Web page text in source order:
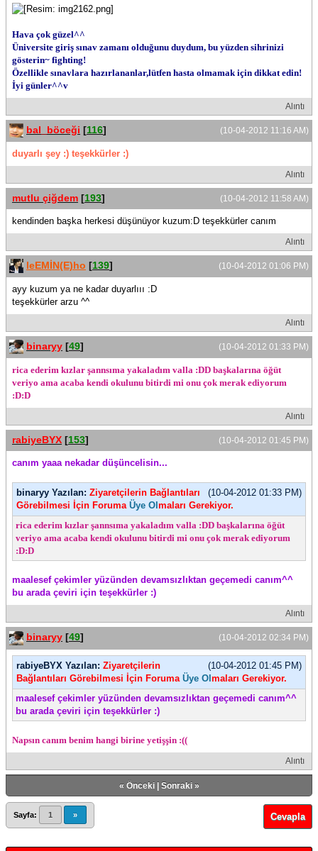
Hava çok güzel^^
Üniversite giriş sınav zamanı olduğunu duydum, bu yüzden sihrinizi
gösterin~ fighting!
Özellikle sınavlara hazırlananlar,lütfen hasta olmamak için dikkat edin!
İyi günler^^v
Alıntı
(10-04-2012 11:16 AM)
bal_böceği [116]
duyarlı şey :) teşekkürler :)
Alıntı
(10-04-2012 11:58 AM)
mutlu çiğdem [193]
kendinden başka herkesi düşünüyor kuzum:D teşekkürler canım
Alıntı
(10-04-2012 01:06 PM)
leEMİN(E)ho [139]
ayy kuzum ya ne kadar duyarlııı :D
teşekkürler arzu ^^
Alıntı
(10-04-2012 01:33 PM)
binaryy [49]
rica ederim kızlar şannsıma yakaladım valla :DD başkalarına öğüt
veriyo ama acaba kendi okulunu bitirdi mi onu çok merak ediyorum
:D:D
Alıntı
(10-04-2012 01:45 PM)
rabiyeBYX [153]
canım yaaa nekadar düşüncelisin...
(10-04-2012 01:33 PM)
binaryy Yazılan: Ziyaretçilerin Bağlantıları
Görebilmesi İçin Foruma Üye Ol maları Gerekiyor.
rica ederim kızlar şannsıma yakaladım valla :DD başkalarına öğüt
veriyo ama acaba kendi okulunu bitirdi mi onu çok merak ediyorum
:D:D
maalesef çekimler yüzünden devamsızlıktan geçemedi canım^^
bu arada çeviri için teşekkürler :)
Alıntı
(10-04-2012 02:34 PM)
binaryy [49]
(10-04-2012 01:45 PM)
rabiyeBYX Yazılan: Ziyaretçilerin
Bağlantıları Görebilmesi İçin Foruma Üye Olmaları Gerekiyor.
maalesef çekimler yüzünden devamsızlıktan geçemedi canım^^
bu arada çeviri için teşekkürler :)
Napsın canım benim hangi birine yetişşin :((
Alıntı
« Önceki| Sonraki»
Sayfa: 1 » Cevapla